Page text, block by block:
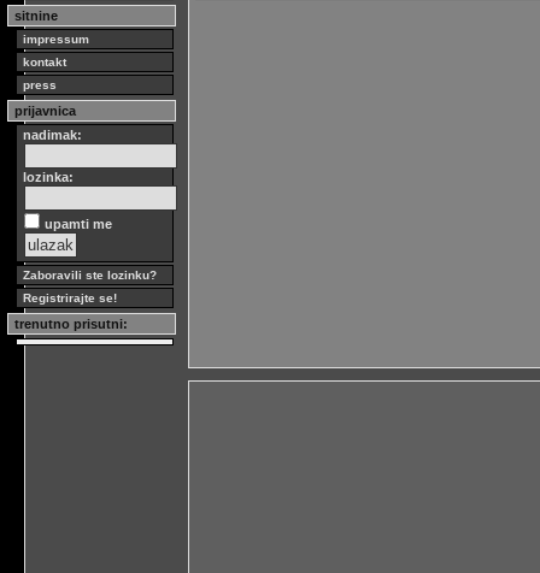
sitnine
impressum
kontakt
press
prijavnica
nadimak:
lozinka:
upamti me
Zaboravili ste lozinku?
Registrirajte se!
trenutno prisutni: